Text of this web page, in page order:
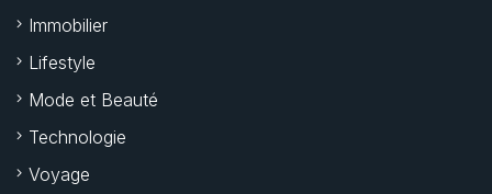
Immobilier
Lifestyle
Mode et Beauté
Technologie
Voyage